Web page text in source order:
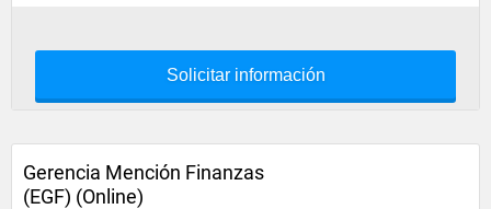
Solicitar información
Gerencia Mención Finanzas
(EGF) (Online)